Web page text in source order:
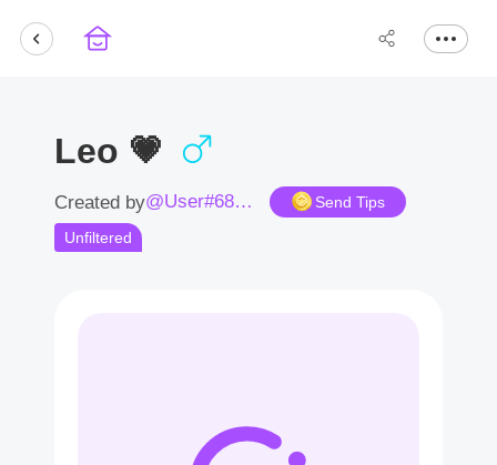
Leo 💗
Created by @User#6852Kp
Send Tips
Unfiltered